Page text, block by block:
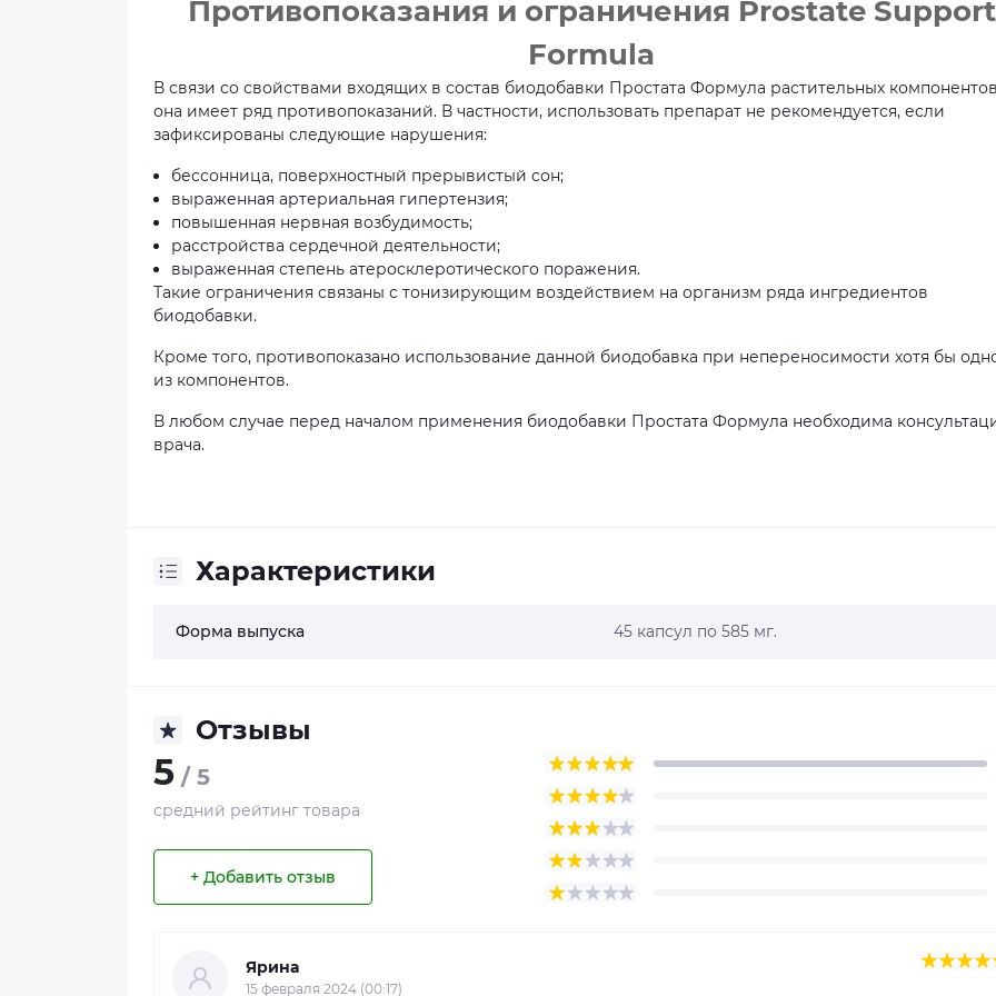
Противопоказания и ограничения Prostate Support
Formula
В связи со свойствами входящих в состав биодобавки Простата Формула растительных компонентов
она имеет ряд противопоказаний. В частности, использовать препарат не рекомендуется, если
зафиксированы следующие нарушения:
бессонница, поверхностный прерывистый сон;
выраженная артериальная гипертензия;
повышенная нервная возбудимость;
расстройства сердечной деятельности;
выраженная степень атеросклеротического поражения.
Такие ограничения связаны с тонизирующим воздействием на организм ряда ингредиентов
биодобавки.
Кроме того, противопоказано использование данной биодобавка при непереносимости хотя бы
из компонентов.
В любом случае перед началом применения биодобавки Простата Формула необходима
врача.
Характеристики
Форма выпуска 45 капсул по 585 мг.
Отзывы
5 / 5
средний рейтинг товара
+ Добавить отзыв
Ярина
15 февраля 2024 (00:17)